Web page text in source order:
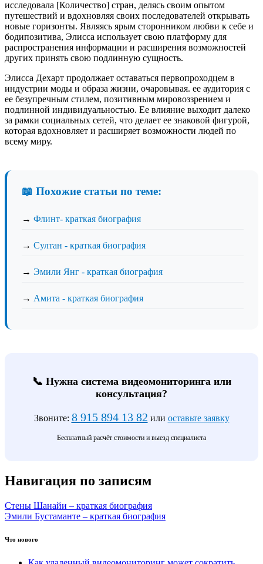
исследовала [Количество] стран, делясь своим опытом
путешествий и вдохновляя своих последователей открывать
новые горизонты. Являясь ярым сторонником любви к себе и
бодипозитива, Элисса использует свою платформу для
распространения информации и расширения возможностей
других принять свою подлинную сущность.
Элисса Дехарт продолжает оставаться первопроходцем в
индустрии моды и образа жизни, очаровывая. ее аудитория с
ее безупречным стилем, позитивным мировоззрением и
подлинной индивидуальностью. Ее влияние выходит далеко
за рамки социальных сетей, что делает ее знаковой фигурой,
которая вдохновляет и расширяет возможности людей по
всему миру.
📖 Похожие статьи по теме:
→ Флинт- краткая биография
→ Султан - краткая биография
→ Эмили Янг - краткая биография
→ Амита - краткая биография
📞 Нужна система видеомониторинга или
консультация?
Звоните: 8 915 894 13 82 или оставьте заявку
Бесплатный расчёт стоимости и выезд специалиста
Навигация по записям
Стены Шанайи – краткая биография
Эмили Бустаманте – краткая биография
Что нового